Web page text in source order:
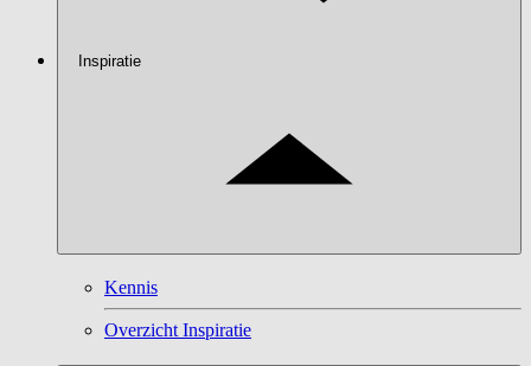
Inspiratie
Kennis
Overzicht Inspiratie